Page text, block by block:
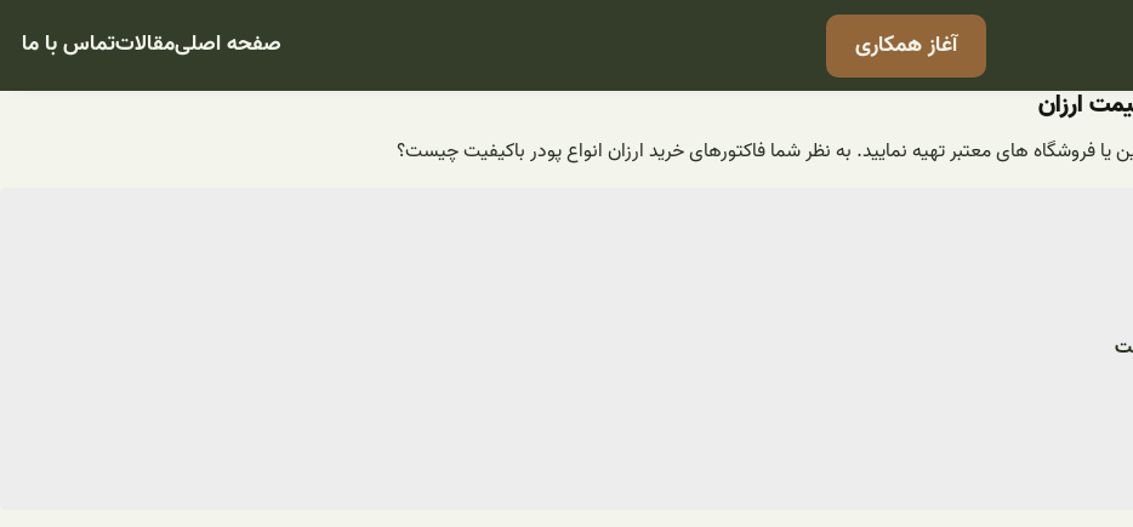
آغاز همکاری صفحه اصلیمقالاتتماس با ما
ارزان
یا فروشگاه های معتبر تهیه نمایید. به نظر شما فاکتورهای خرید ارزان انواع پودر باکیفیت چیست؟